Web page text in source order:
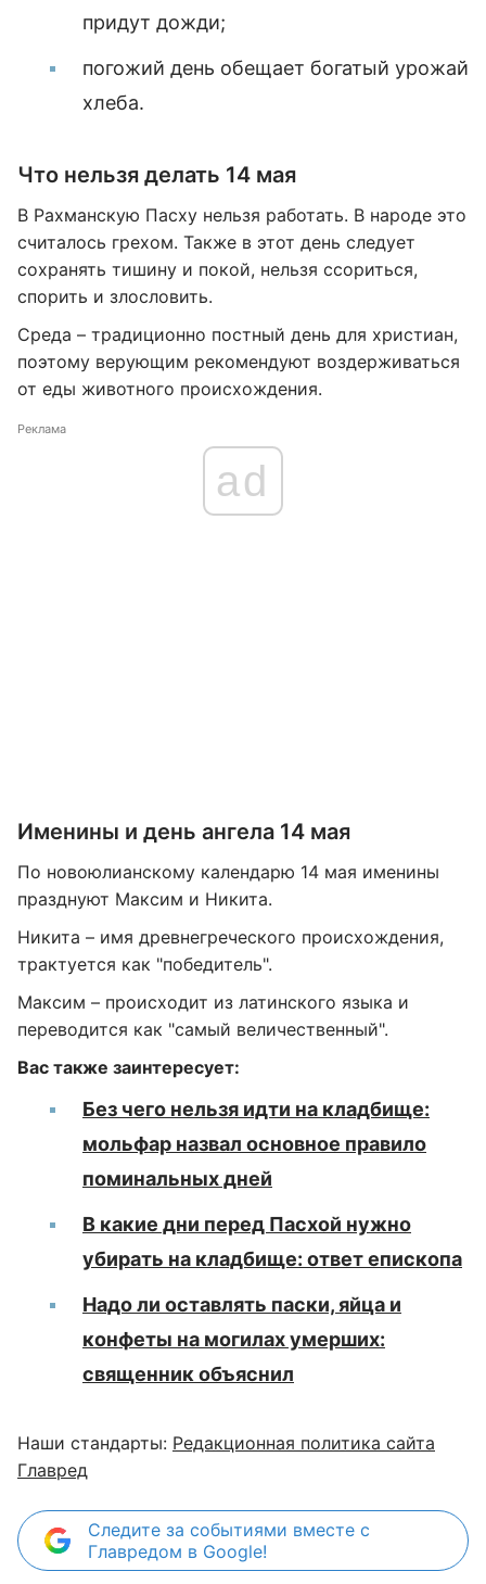
придут дожди;
погожий день обещает богатый урожай
хлеба.
Что нельзя делать 14 мая
В Рахманскую Пасху нельзя работать. В народе это
считалось грехом. Также в этот день следует
сохранять тишину и покой, нельзя ссориться,
спорить и злословить.
Среда – традиционно постный день для христиан,
поэтому верующим рекомендуют воздерживаться
от еды животного происхождения.
Реклама
ad
Именины и день ангела 14 мая
По новоюлианскому календарю 14 мая именины
празднуют Максим и Никита.
Никита – имя древнегреческого происхождения,
трактуется как "победитель".
Максим – происходит из латинского языка и
переводится как "самый величественный".
Вас также заинтересует:
Без чего нельзя идти на кладбище:
мольфар назвал основное правило
поминальных дней
В какие дни перед Пасхой нужно
убирать на кладбище: ответ епископа
Надо ли оставлять паски, яйца и
конфеты на могилах умерших:
священник объяснил
Наши стандарты: Редакционная политика сайта
Главред
Следите за событиями вместе с
Главредом в Google!